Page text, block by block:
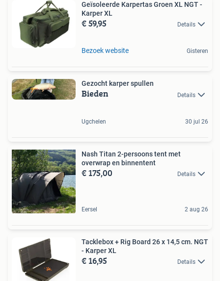
Geïsoleerde Karpertas Groen XL NGT -
Karper XL
€ 59,95 Details
Bezoek website Gisteren
Gezocht karper spullen
Bieden Details
Ugchelen 30 jul 26
Nash Titan 2-persoons tent met
overwrap en binnentent
€ 175,00 Details
Eersel 2 aug 26
Tacklebox + Rig Board 26 x 14,5 cm. NGT
- Karper XL
€ 16,95 Details